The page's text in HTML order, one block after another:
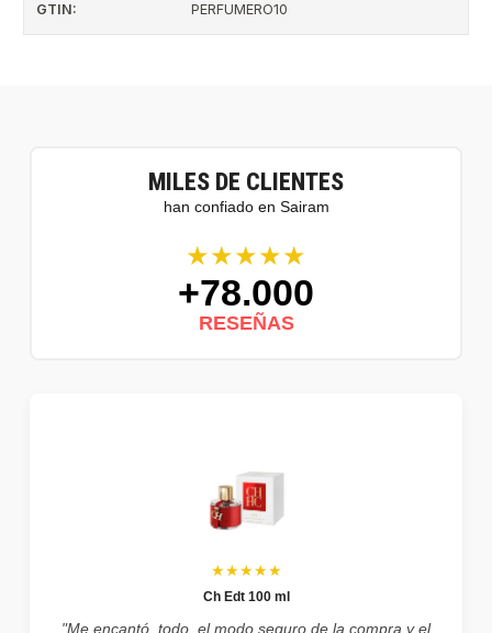
GTIN: PERFUMERO10
MILES DE CLIENTES
han confiado en Sairam
★★★★★
+78.000
RESEÑAS
★★★★★
Ch Edt 100 ml
"Me encantó, todo, el modo seguro de la compra y el